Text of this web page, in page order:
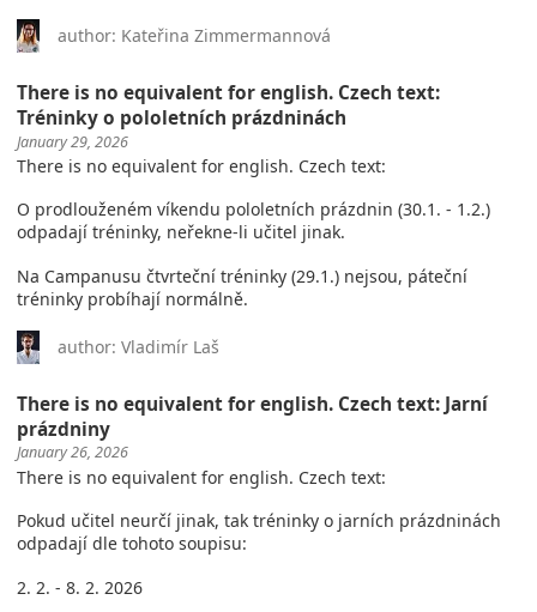
author: Kateřina Zimmermannová
There is no equivalent for english. Czech text:
Tréninky o pololetních prázdninách
January 29, 2026
There is no equivalent for english. Czech text:
O prodlouženém víkendu pololetních prázdnin (30.1. - 1.2.)
odpadají tréninky, neřekne-li učitel jinak.
Na Campanusu čtvrteční tréninky (29.1.) nejsou, páteční
tréninky probíhají normálně.
author: Vladimír Laš
There is no equivalent for english. Czech text: Jarní
prázdniny
January 26, 2026
There is no equivalent for english. Czech text:
Pokud učitel neurčí jinak, tak tréninky o jarních prázdninách
odpadají dle tohoto soupisu:
2. 2. - 8. 2. 2026